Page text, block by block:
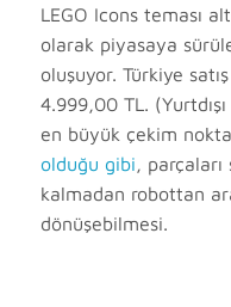
LEGO Icons teması
olarak piyasaya
oluşuyor. Türkiye satış
4.999,00 TL.
en büyük çekim
olduğu gibi,
kalmadan robottan
dönüşebilmesi.